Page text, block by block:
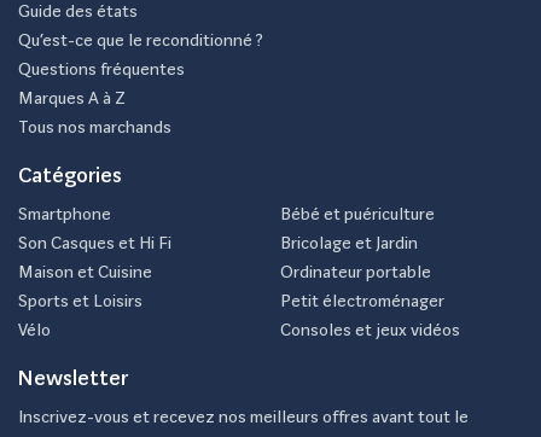
Guide des états
Qu’est-ce que le reconditionné ?
Questions fréquentes
Marques A à Z
Tous nos marchands
Catégories
Smartphone
Son Casques et Hi Fi
Maison et Cuisine
Sports et Loisirs
Vélo
Bébé et puériculture
Bricolage et Jardin
Ordinateur portable
Petit électroménager
Consoles et jeux vidéos
Newsletter
Inscrivez-vous et recevez nos meilleurs offres avant tout le